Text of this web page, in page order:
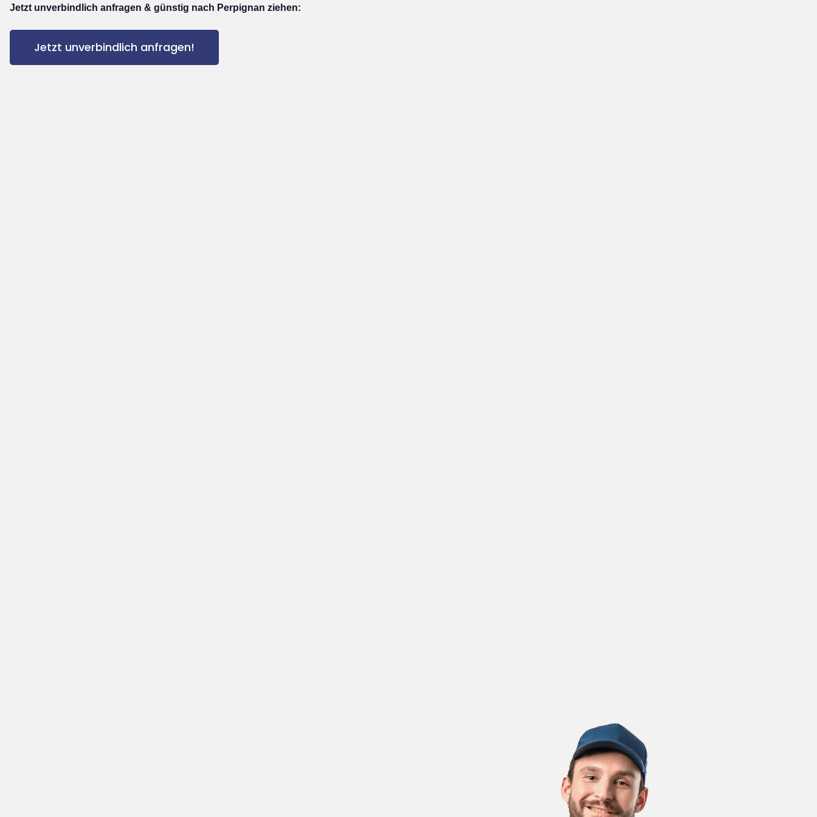
Jetzt unverbindlich anfragen & günstig nach Perpignan ziehen:
Jetzt unverbindlich anfragen!